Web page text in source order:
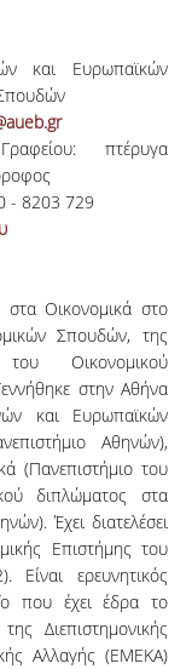
και Ευρωπαϊκών
πτέρυγα
- 8203 729
στα Οικονομικά στο
Σπουδών, της
Οικονομικού
στην Αθήνα
και Ευρωπαϊκών
Αθηνών),
(Πανεπιστήμιο του
διπλώματος στα
Έχει διατελέσει
Επιστήμης του
Είναι ερευνητικός
που έχει έδρα το
Διεπιστημονικής
Αλλαγής (ΕΜΕΚΑ)